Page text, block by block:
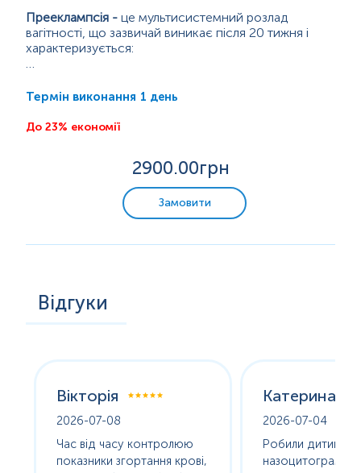
Прееклампсія - це мультисистемний розлад
вагітності, що зазвичай виникає після 20 тижня і
характеризується:
мішеней;
рівень тромбоцитів, дисфункція печінки та нирок,
набряки, порушення дихання, проблеми з зором;
Нелікована прееклампсія може призвести до
Термін виконання 1 день
До 23% економії
2900.00грн
Замовити
Відгуки
Вікторія
2026-07-08
Час від часу контролюю
показники згортання крові,
Катерина
2026-07-04
Робили дитині
назоцитограму.